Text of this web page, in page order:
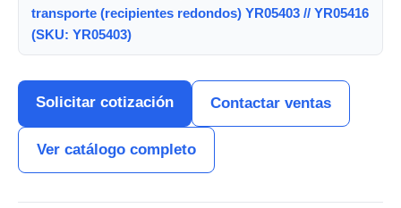
transporte (recipientes redondos) YR05403 // YR05416
(SKU: YR05403)
Solicitar cotización Contactar ventas
Ver catálogo completo